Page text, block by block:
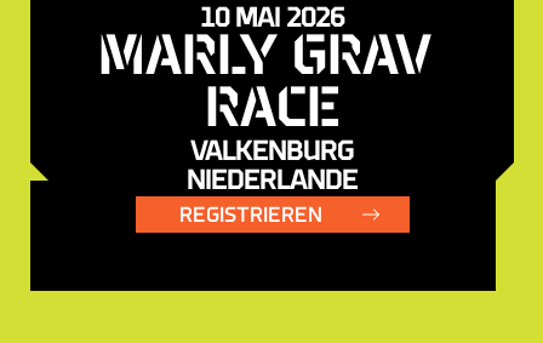
10 MAI 2026
MARLY GRAV
RACE
VALKENBURG
NIEDERLANDE
REGISTRIEREN